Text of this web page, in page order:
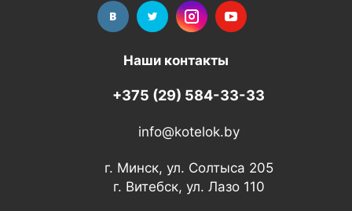
Наши контакты
+375 (29) 584-33-33
info@kotelok.by
г. Минск, ул. Солтыса 205
г. Витебск, ул. Лазо 110